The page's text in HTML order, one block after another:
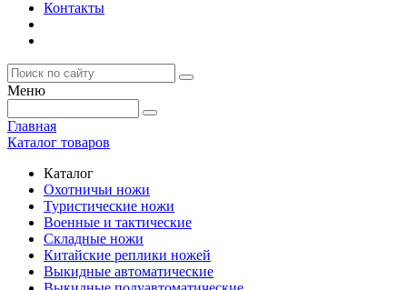
Контакты
Меню
Главная
Каталог товаров
Каталог
Охотничьи ножи
Туристические ножи
Военные и тактические
Складные ножи
Китайские реплики ножей
Выкидные автоматические